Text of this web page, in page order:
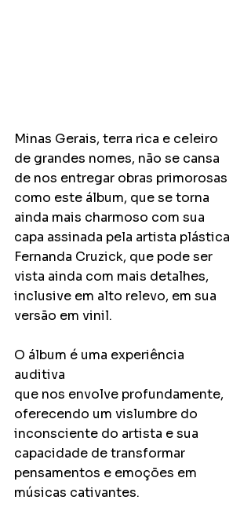
Minas Gerais, terra rica e celeiro
de grandes nomes, não se cansa
de nos entregar obras primorosas
como este álbum, que se torna
ainda mais charmoso com sua
capa assinada pela artista plástica
Fernanda Cruzick, que pode ser
vista ainda com mais detalhes,
inclusive em alto relevo, em sua
versão em vinil.
O álbum é uma experiência
auditiva
que nos envolve profundamente,
oferecendo um vislumbre do
inconsciente do artista e sua
capacidade de transformar
pensamentos e emoções em
músicas cativantes.